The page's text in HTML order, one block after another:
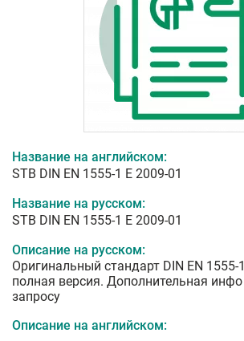
Название на английском:
STB DIN EN 1555-1 E 2009-01
Название на русском:
STB DIN EN 1555-1 E 2009-01
Описание на русском:
Оригинальный стандарт DIN EN 1555-
полная версия. Дополнительная
запросу
Описание на английском: